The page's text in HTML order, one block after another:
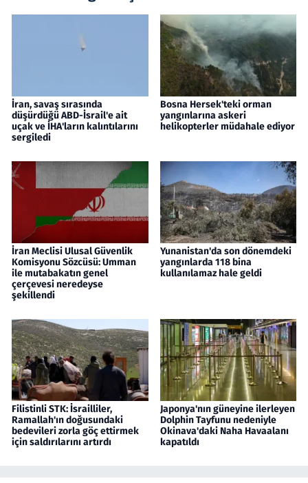
İran, savaş sırasında
düşürdüğü ABD-İsrail'e ait
uçak ve İHA'ların kalıntılarını
sergiledi
Bosna Hersek'teki orman
yangınlarına askeri
helikopterler müdahale ediyor
İran Meclisi Ulusal Güvenlik
Komisyonu Sözcüsü: Umman
ile mutabakatın genel
çerçevesi neredeyse
şekillendi
Yunanistan'da son dönemdeki
yangınlarda 118 bina
kullanılamaz hale geldi
Filistinli STK: İsrailliler,
Ramallah'ın doğusundaki
bedevileri zorla göç ettirmek
için saldırılarını artırdı
Japonya'nın güneyine ilerleyen
Dolphin Tayfunu nedeniyle
Okinava'daki Naha Havaalanı
kapatıldı